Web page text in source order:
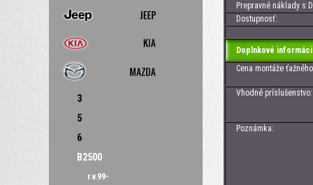
3
5
6
B2500
r.v.99-
Prepravné náklady s
Dostupnosť:
Doplnkové
Cena montáže
Vhodné príslušenstvo:
Poznámka: